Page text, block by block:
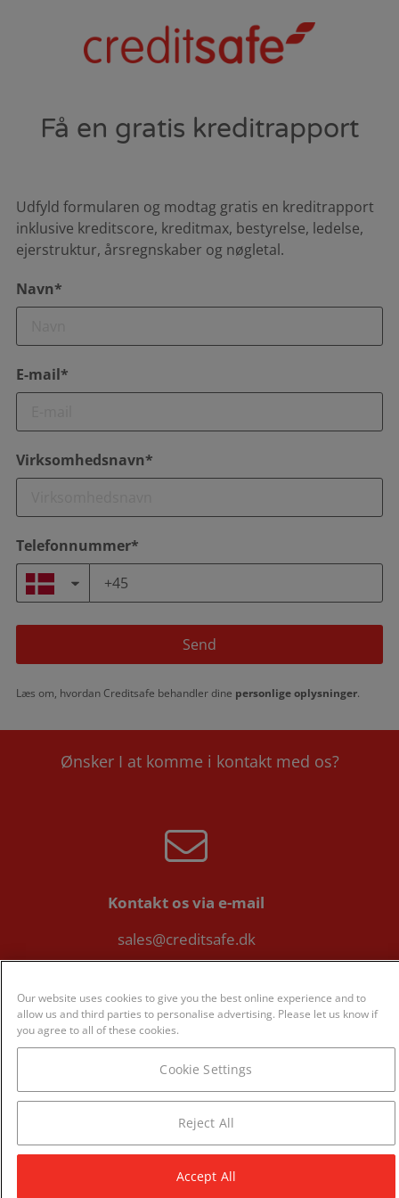
Få en gratis kreditrapport
Udfyld formularen og modtag gratis en kreditrapport
inklusive kreditscore, kreditmax, bestyrelse, ledelse,
ejerstruktur, årsregnskaber og nøgletal.
Navn*
E-mail*
Virksomhedsnavn*
Telefonnummer*
Send
Læs om, hvordan Creditsafe behandler dine personlige oplysninger.
Ønsker I at komme i kontakt med os?
Kontakt os via e-mail
sales@creditsafe.dk
Eller på telefon:
8082 0588
Our website uses cookies to give you the best online experience and to
allow us and third parties to personalise advertising. Please let us know if
you agree to all of these cookies.
Cookie Settings
Reject All
Accept All